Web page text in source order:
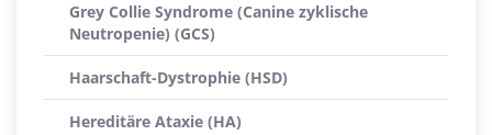
Grey Collie Syndrome (Canine zyklische
Neutropenie) (GCS)
Haarschaft-Dystrophie (HSD)
Hereditäre Ataxie (HA)